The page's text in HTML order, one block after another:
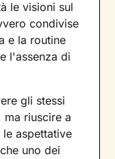
le visioni sul
condivise
e la routine
l'assenza di
gli stessi
ma riuscire a
le aspettative
uno dei